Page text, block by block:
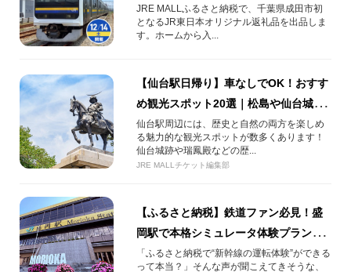
成田駅電留線で開催！
JRE MALLふるさと納税で、千葉県成田市初
となるJR東日本オリジナル返礼品を出品しま
す。ホームから入...
【仙台駅日帰り】車なしでOK！おすす
め観光スポット20選｜松島や仙台城跡
などの名所をご紹介
仙台駅周辺には、歴史と自然の両方を楽しめ
る魅力的な観光スポットが数多くあります！
仙台城跡や瑞鳳殿などの歴...
JRE MALLチケット編集部
【ふるさと納税】鉄道ファン必見！盛
岡駅で本格シミュレータ体験プラン登
場🚅
「ふるさと納税で“新幹線の運転体験”ができる
って本当？」そんな声が聞こえてきそうな、